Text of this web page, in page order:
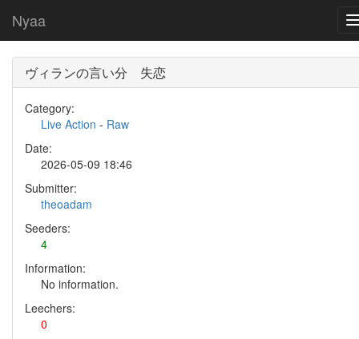
Nyaa
ヴィランの言い分 失恋
Category:
Live Action - Raw
Date:
2026-05-09 18:46
Submitter:
theoadam
Seeders:
4
Information:
No information.
Leechers:
0